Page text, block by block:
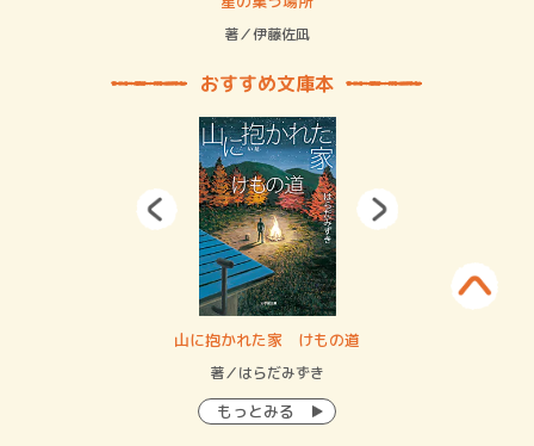
著／伊藤佐凪
おすすめ文庫本
山に抱かれた家 けもの道
著／はらだみずき
もっとみる